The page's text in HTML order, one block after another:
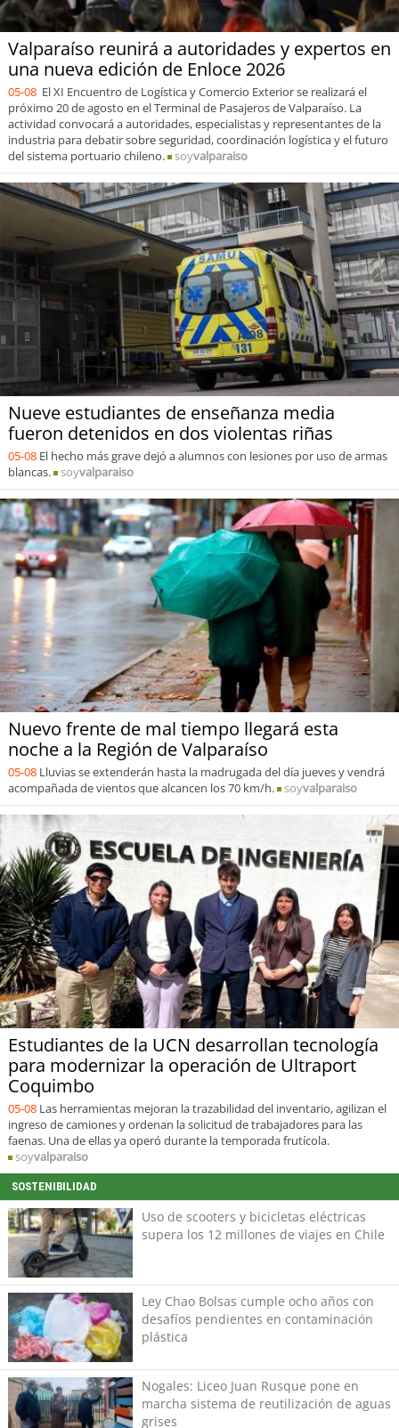
Valparaíso reunirá a autoridades y expertos en
una nueva edición de Enloce 2026
05-08 El XI Encuentro de Logística y Comercio Exterior se realizará el
próximo 20 de agosto en el Terminal de Pasajeros de Valparaíso. La
actividad convocará a autoridades, especialistas y representantes de la
industria para debatir sobre seguridad, coordinación logística y el futuro
del sistema portuario chileno.
soyvalparaiso
Nueve estudiantes de enseñanza media
fueron detenidos en dos violentas riñas
05-08 El hecho más grave dejó a alumnos con lesiones por uso de armas
blancas.
soyvalparaiso
Nuevo frente de mal tiempo llegará esta
noche a la Región de Valparaíso
05-08 Lluvias se extenderán hasta la madrugada del día jueves y vendrá
acompañada de vientos que alcancen los 70 km/h.
soyvalparaiso
Estudiantes de la UCN desarrollan tecnología
para modernizar la operación de Ultraport
Coquimbo
05-08 Las herramientas mejoran la trazabilidad del inventario, agilizan el
ingreso de camiones y ordenan la solicitud de trabajadores para las
faenas. Una de ellas ya operó durante la temporada frutícola.
soyvalparaiso
SOSTENIBILIDAD
Uso de scooters y bicicletas eléctricas
supera los 12 millones de viajes en Chile
Ley Chao Bolsas cumple ocho años con
desafíos pendientes en contaminación
plástica
Nogales: Liceo Juan Rusque pone en
marcha sistema de reutilización de aguas
grises